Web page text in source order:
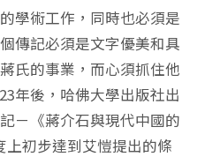
學術工作，同時也必須是
傳記必須是文字優美和具
氏的事業，而心須抓住他
年後，哈佛大學出版社出
－《蔣介石與現代中國的
初步達到艾愷提出的條